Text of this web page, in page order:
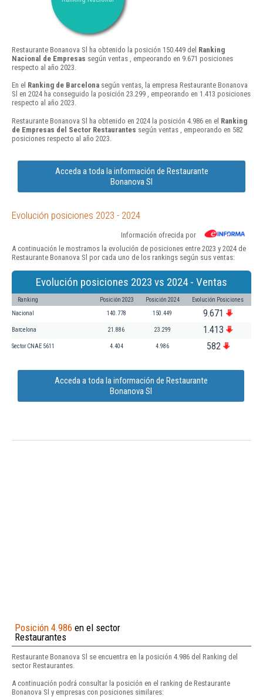
Restaurante Bonanova Sl ha obtenido la posición 150.449 del Ranking
Nacional de Empresas según ventas , empeorando en 9.671 posiciones
respecto al año 2023.
En el Ranking de Barcelona según ventas, la empresa Restaurante Bonanova
Sl en 2024 ha conseguido la posición 23.299 , empeorando en 1.413 posiciones
respecto al año 2023.
Restaurante Bonanova Sl ha obtenido en 2024 la posición 4.986 en el Ranking
de Empresas del Sector Restaurantes según ventas , empeorando en 582
posiciones respecto al año 2023.
Acceda a toda la información de Restaurante
Bonanova Sl
Evolución posiciones 2023 - 2024
Información ofrecida por
A continuación le mostramos la evolución de posiciones entre 2023 y 2024 de
Restaurante Bonanova Sl por cada uno de los rankings según sus ventas:
Evolución posiciones 2023 vs 2024 - Ventas
Ranking Posición 2023 Posición 2024 Evolución Posiciones
Nacional 140.778 150.449 9.671
Barcelona 21.886 23.299 1.413
Sector CNAE 5611 4.404 4.986 582
Acceda a toda la información de Restaurante
Bonanova Sl
Posición 4.986 en el sector
Restaurantes
Restaurante Bonanova Sl se encuentra en la posición 4.986 del Ranking del
sector Restaurantes.
A continuación podrá consultar la posición en el ranking de Restaurante
Bonanova Sl y empresas con posiciones similares: